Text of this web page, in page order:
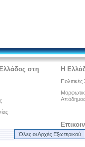
στη
Η
Όλες οι Αρχές Εξωτερικού